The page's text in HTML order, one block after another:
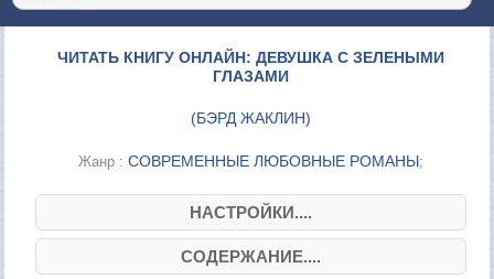
ЧИТАТЬ КНИГУ ОНЛАЙН: ДЕВУШКА С ЗЕЛЕНЫМИ
ГЛАЗАМИ
(БЭРД ЖАКЛИН)
Жанр : СОВРЕМЕННЫЕ ЛЮБОВНЫЕ РОМАНЫ;
НАСТРОЙКИ....
СОДЕРЖАНИЕ....